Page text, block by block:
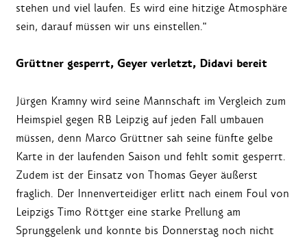
stehen und viel laufen. Es wird eine hitzige Atmosphäre
sein, darauf müssen wir uns einstellen."
Grüttner gesperrt, Geyer verletzt, Didavi bereit
Jürgen Kramny wird seine Mannschaft im Vergleich zum
Heimspiel gegen RB Leipzig auf jeden Fall umbauen
müssen, denn Marco Grüttner sah seine fünfte gelbe
Karte in der laufenden Saison und fehlt somit gesperrt.
Zudem ist der Einsatz von Thomas Geyer äußerst
fraglich. Der Innenverteidiger erlitt nach einem Foul von
Leipzigs Timo Röttger eine starke Prellung am
Sprunggelenk und konnte bis Donnerstag noch nicht